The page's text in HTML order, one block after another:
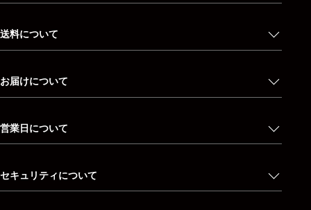
送料について
お届けについて
営業日について
セキュリティについて